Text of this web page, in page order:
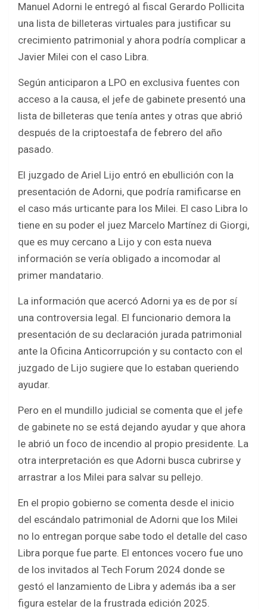
ce
b
o
k
tt
er
at
s
A
p
ar
e
Manuel Adorni le entregó al fiscal Gerardo Pollicita
una lista de billeteras virtuales para justificar su
crecimiento patrimonial y ahora podría complicar a
Javier Milei con el caso Libra.
Según anticiparon a LPO en exclusiva fuentes con
acceso a la causa, el jefe de gabinete presentó una
lista de billeteras que tenía antes y otras que abrió
después de la criptoestafa de febrero del año
pasado.
El juzgado de Ariel Lijo entró en ebullición con la
presentación de Adorni, que podría ramificarse en
el caso más urticante para los Milei. El caso Libra lo
tiene en su poder el juez Marcelo Martínez di Giorgi,
que es muy cercano a Lijo y con esta nueva
información se vería obligado a incomodar al
primer mandatario.
La información que acercó Adorni ya es de por sí
una controversia legal. El funcionario demora la
presentación de su declaración jurada patrimonial
ante la Oficina Anticorrupción y su contacto con el
juzgado de Lijo sugiere que lo estaban queriendo
ayudar.
Pero en el mundillo judicial se comenta que el jefe
de gabinete no se está dejando ayudar y que ahora
le abrió un foco de incendio al propio presidente. La
otra interpretación es que Adorni busca cubrirse y
arrastrar a los Milei para salvar su pellejo.
En el propio gobierno se comenta desde el inicio
del escándalo patrimonial de Adorni que los Milei
no lo entregan porque sabe todo el detalle del caso
Libra porque fue parte. El entonces vocero fue uno
de los invitados al Tech Forum 2024 donde se
gestó el lanzamiento de Libra y además iba a ser
figura estelar de la frustrada edición 2025.